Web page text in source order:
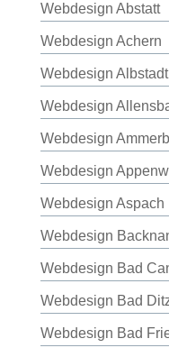
Webdesign Abstatt
Webdesign Achern
Webdesign Albstadt
Webdesign
Webdesign
Webdesign
Webdesign Aspach
Webdesign
Webdesign Bad
Webdesign Bad
Webdesign Bad